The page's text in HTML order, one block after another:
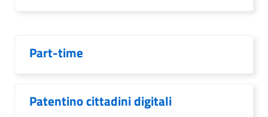
Part-time
Patentino cittadini digitali